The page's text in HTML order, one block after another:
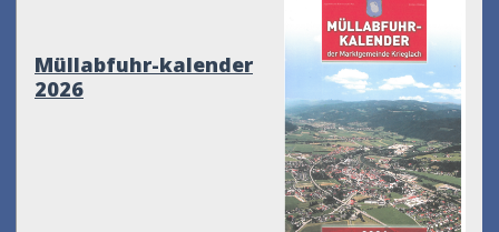
Müllabfuhr-kalender
2026